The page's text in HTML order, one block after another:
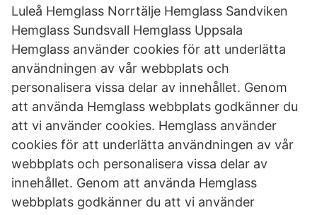
Luleå Hemglass Norrtälje Hemglass Sandviken
Hemglass Sundsvall Hemglass Uppsala
Hemglass använder cookies för att underlätta
användningen av vår webbplats och
personalisera vissa delar av innehållet. Genom
att använda Hemglass webbplats godkänner du
att vi använder cookies. Hemglass använder
cookies för att underlätta användningen av vår
webbplats och personalisera vissa delar av
innehållet. Genom att använda Hemglass
webbplats godkänner du att vi använder